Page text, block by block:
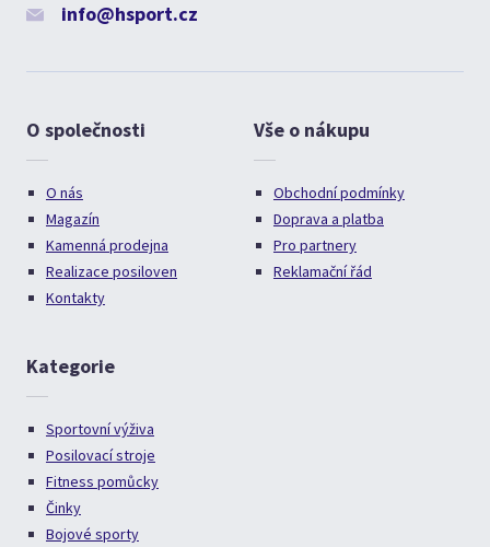
info@hsport.cz
O společnosti
O nás
Magazín
Kamenná prodejna
Realizace posiloven
Kontakty
Vše o nákupu
Obchodní podmínky
Doprava a platba
Pro partnery
Reklamační řád
Kategorie
Sportovní výživa
Posilovací stroje
Fitness pomůcky
Činky
Bojové sporty